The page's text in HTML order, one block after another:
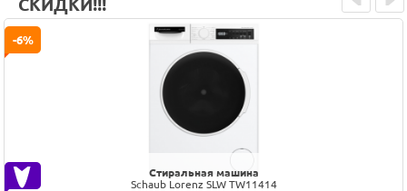
СКИДКИ!!!
Стиральная машина
Schaub Lorenz SLW TW11414
-6%
Prev Next